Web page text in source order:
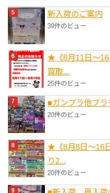
新入荷のご案内
39件のビュー
★《8月11日～16
買取...
25件のビュー
■ガンプラ他プ
20件のビュー
★《8月8日～16
り2...
20件のビュー